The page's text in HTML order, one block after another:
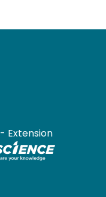
- Extension